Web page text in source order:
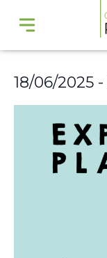
18/06/2025 -
Select